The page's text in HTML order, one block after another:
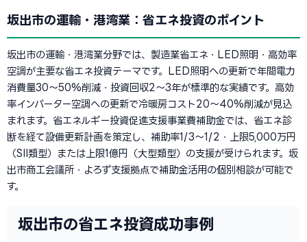
坂出市の運輸・港湾業：省エネ投資のポイント
坂出市の運輸・港湾業分野では、製造業省エネ・LED照明・高効率
空調が主要な省エネ投資テーマです。LED照明への更新で年間電力
消費量30〜50%削減・投資回収2〜3年が標準的な実績です。高効
率インバーター空調への更新で冷暖房コスト20〜40%削減が見込
まれます。省エネルギー投資促進支援事業費補助金では、省エネ診
断を経て設備更新計画を策定し、補助率1/3〜1/2・上限5,000万円
（SII類型）または上限1億円（大型類型）の支援が受けられます。坂
出市商工会議所・よろず支援拠点で補助金活用の個別相談が可能で
す。
坂出市の省エネ投資成功事例